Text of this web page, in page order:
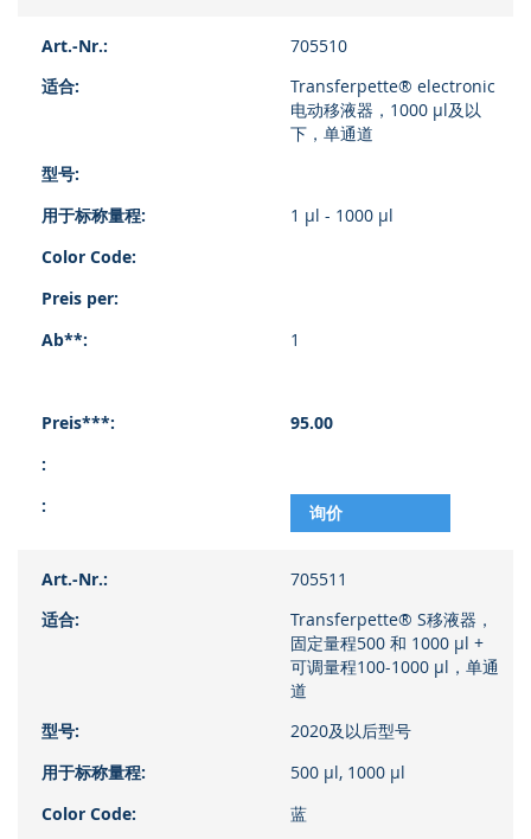
705510
Transferpette® electronic
电动移液器，1000 µl及以
下，单通道
1 µl - 1000 µl
1
95.00
询价
705511
Transferpette® S移液器，
固定量程500 和 1000 µl +
可调量程100-1000 µl，单通
道
2020及以后型号
500 µl, 1000 µl
蓝